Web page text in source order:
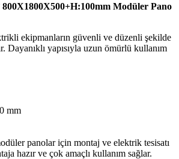
Modüler Pano
ekipmanların güvenli ve düzenli şekilde
Dayanıklı yapısıyla uzun ömürlü kullanım
mm
panolar için montaj ve elektrik tesisatı
hazır ve çok amaçlı kullanım sağlar.